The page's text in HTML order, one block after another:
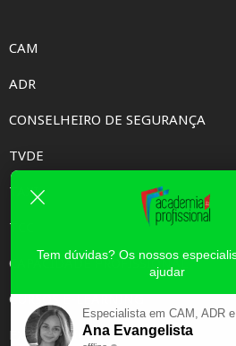
CAM
ADR
CONSELHEIRO DE SEGURANÇA
TVDE
TAXI
TCC
CAPACIDADE PROFISSIONAL
CURSOS E-LEARNING
EXAME PSICOTÉCNICO
Tem dúvidas? Os nossos
ajudar
Especialista em CAM, ADR
Ana Evangelista